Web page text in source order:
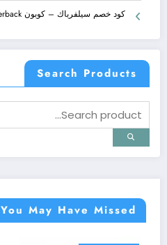
كود خصم سيلفرباك – كوبون Silverback
Search Products
You May Have Missed